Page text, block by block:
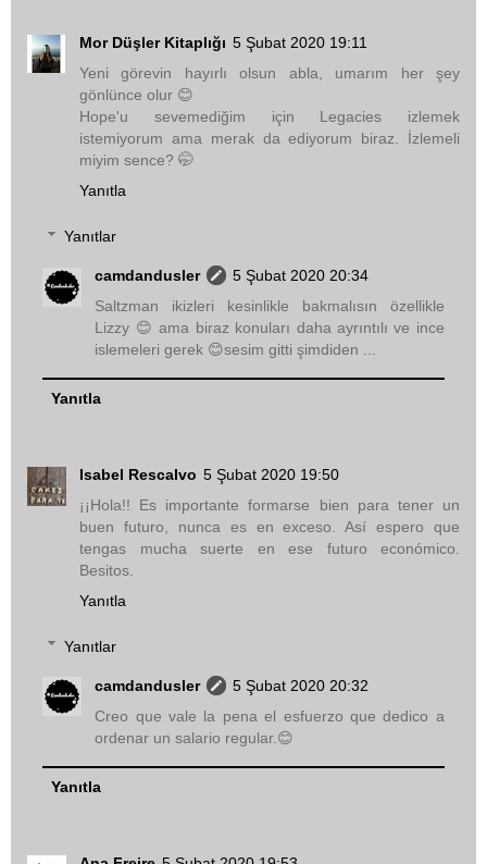
Mor Düşler Kitaplığı 5 Şubat 2020 19:11
Yeni görevin hayırlı olsun abla, umarım her şey
gönlünce olur 😊
Hope'u sevemediğim için Legacies izlemek
istemiyorum ama merak da ediyorum biraz. İzlemeli
miyim sence? 🤭
Yanıtla
Yanıtlar
camdandusler
5 Şubat 2020 20:34
Saltzman ikizleri kesinlikle bakmalısın özellikle
Lizzy 😊 ama biraz konuları daha ayrıntılı ve ince
islemeleri gerek 😊sesim gitti şimdiden ...
Yanıtla
Isabel Rescalvo 5 Şubat 2020 19:50
¡¡Hola!! Es importante formarse bien para tener un
buen futuro, nunca es en exceso. Así espero que
tengas mucha suerte en ese futuro económico.
Besitos.
Yanıtla
Yanıtlar
camdandusler
5 Şubat 2020 20:32
Creo que vale la pena el esfuerzo que dedico a
ordenar un salario regular.😊
Yanıtla